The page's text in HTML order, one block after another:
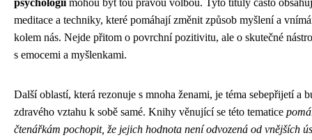
psychologii mohou být tou pravou volbou. Tyto tituly často
meditace a techniky, které pomáhají změnit způsob myšlení a
kolem nás. Nejde přitom o povrchní pozitivitu, ale o skutečné
s emocemi a myšlenkami.
Další oblastí, která rezonuje s mnoha ženami, je téma sebepřijetí a
zdravého vztahu k sobě samé. Knihy věnující se této tematice
čtenářkám pochopit, že jejich hodnota není odvozená od vnějších